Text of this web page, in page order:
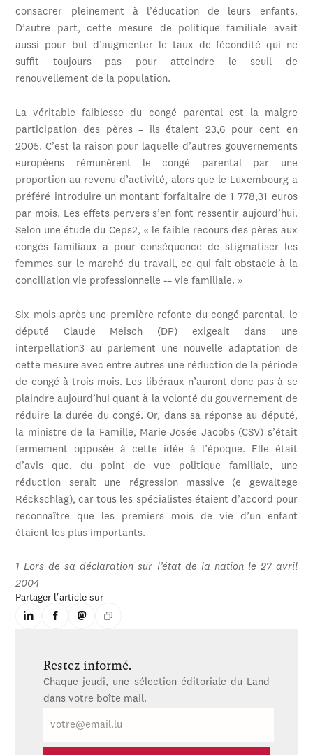
consacrer pleinement à l’éducation de leurs enfants.
D’autre part, cette mesure de politique familiale avait
aussi pour but d’augmenter le taux de fécondité qui ne
suffit toujours pas pour atteindre le seuil de
renouvellement de la population.
La véritable faiblesse du congé parental est la maigre
participation des pères – ils étaient 23,6 pour cent en
2005. C’est la raison pour laquelle d’autres gouvernements
européens rémunèrent le congé parental par une
proportion au revenu d’activité, alors que le Luxembourg a
préféré introduire un montant forfaitaire de 1 778,31 euros
par mois. Les effets pervers s’en font ressentir aujourd’hui.
Selon une étude du Ceps2, « le faible recours des pères aux
congés familiaux a pour conséquence de stigmatiser les
femmes sur le marché du travail, ce qui fait obstacle à la
conciliation vie professionnelle -– vie familiale. »
Six mois après une première refonte du congé parental, le
député Claude Meisch (DP) exigeait dans une
interpellation3 au parlement une nouvelle adaptation de
cette mesure avec entre autres une réduction de la période
de congé à trois mois. Les libéraux n’auront donc pas à se
plaindre aujourd’hui quant à la volonté du gouvernement de
réduire la durée du congé. Or, dans sa réponse au député,
la ministre de la Famille, Marie-Josée Jacobs (CSV) s’était
fermement opposée à cette idée à l’époque. Elle était
d’avis que, du point de vue politique familiale, une
réduction serait une régression massive (e gewaltege
Réckschlag), car tous les spécialistes étaient d’accord pour
reconnaître que les premiers mois de vie d’un enfant
étaient les plus importants.
1 Lors de sa déclaration sur l’état de la nation le 27 avril
2004
Partager l'article sur
Restez informé.
Chaque jeudi, une sélection éditoriale du Land
dans votre boîte mail.
mail